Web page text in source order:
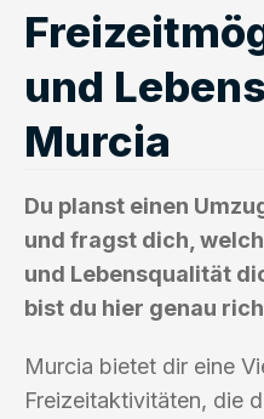
und
Murcia
Du planst einen
und fragst dich,
und Lebensqualität
bist du hier genau
Murcia bietet dir eine
Freizeitaktivitäten, die